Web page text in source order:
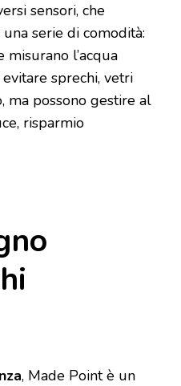
sensori, che
serie di comodità:
misurano l’acqua
sprechi, vetri
ma possono gestire al
risparmio
, Made Point è un